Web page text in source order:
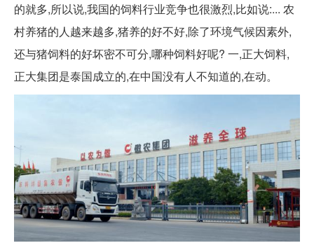
的就多,所以说,我国的饲料行业竞争也很激烈,比如说:... 农
村养猪的人越来越多,猪养的好不好,除了环境气候因素外,
还与猪饲料的好坏密不可分,哪种饲料好呢? 一,正大饲料,
正大集团是泰国成立的,在中国没有人不知道的,在动。